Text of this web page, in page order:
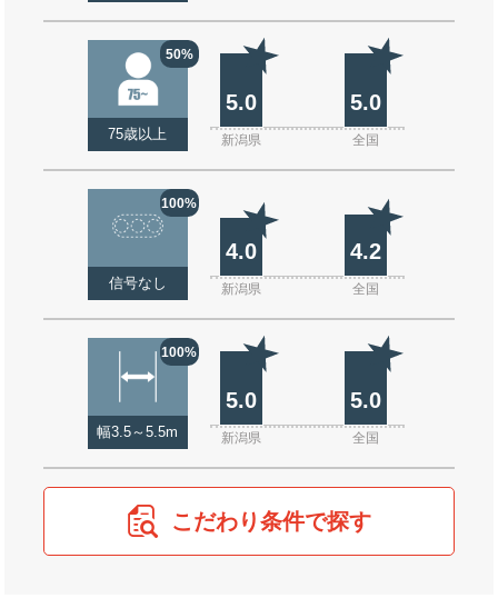
50%
75歳以上
5.0 5.0
新潟県 全国
100%
信号なし
4.0 4.2
新潟県 全国
100%
幅3.5～5.5m
5.0 5.0
新潟県 全国
こだわり条件で探す